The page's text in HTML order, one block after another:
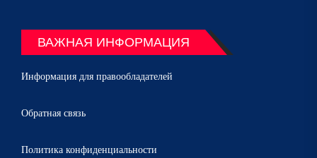
ВАЖНАЯ ИНФОРМАЦИЯ
Информация для правообладателей
Обратная связь
Политика конфиденциальности